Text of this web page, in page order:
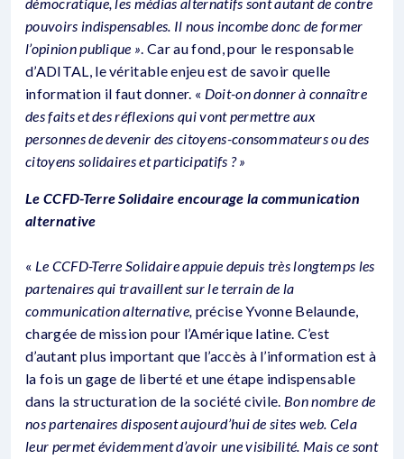
pouvoirs indispensables. Il nous incombe donc de former
l’opinion publique ». Car au fond, pour le responsable
d’ADITAL, le véritable enjeu est de savoir quelle
information il faut donner. « Doit-on donner à connaître
des faits et des réflexions qui vont permettre aux
personnes de devenir des citoyens-consommateurs ou des
citoyens solidaires et participatifs ? »
Le CCFD-Terre Solidaire encourage la communication
alternative
« Le CCFD-Terre Solidaire appuie depuis très longtemps les
partenaires qui travaillent sur le terrain de la
communication alternative, précise Yvonne Belaunde,
chargée de mission pour l’Amérique latine. C’est
d’autant plus important que l’accès à l’information est à
la fois un gage de liberté et une étape indispensable
dans la structuration de la société civile. Bon nombre de
nos partenaires disposent aujourd’hui de sites web. Cela
leur permet évidemment d’avoir une visibilité. Mais ce sont